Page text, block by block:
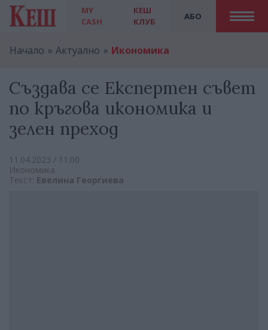
MY
CASH
АБО
КЕШ
КЛУБ
Начало Актуално Икономика
Създава се Експертен съвет
по кръгова икономика и
зелен преход
11.04.2023 / 11:00
Икономика
Текст: Евелина Георгиева